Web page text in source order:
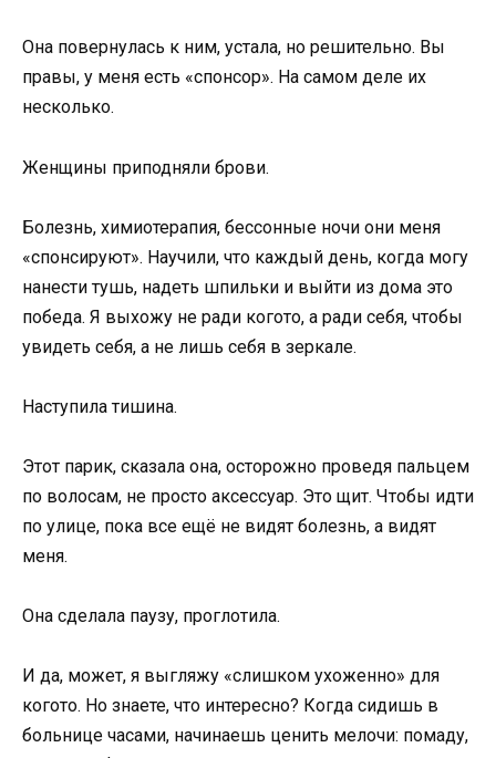
Она повернулась к ним, устала, но решительно. Вы
правы, у меня есть «спонсор». На самом деле их
несколько.
Женщины приподняли брови.
Болезнь, химиотерапия, бессонные ночи они меня
«спонсируют». Научили, что каждый день, когда могу
нанести тушь, надеть шпильки и выйти из дома это
победа. Я выхожу не ради когото, а ради себя, чтобы
увидеть себя, а не лишь себя в зеркале.
Наступила тишина.
Этот парик, сказала она, осторожно проведя пальцем
по волосам, не просто аксессуар. Это щит. Чтобы идти
по улице, пока все ещё не видят болезнь, а видят
меня.
Она сделала паузу, проглотила.
И да, может, я выгляжу «слишком ухоженно» для
когото. Но знаете, что интересно? Когда сидишь в
больнице часами, начинаешь ценить мелочи: помаду,